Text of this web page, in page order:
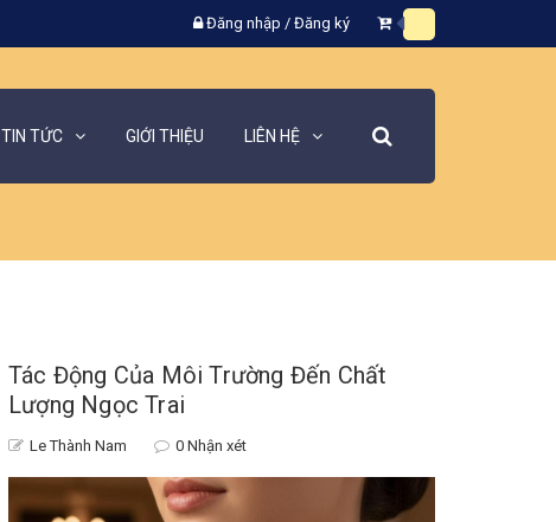
Đăng nhập / Đăng ký
TIN TỨC GIỚI THIỆU LIÊN HỆ
Tác Động Của Môi Trường Đến Chất
Lượng Ngọc Trai
Le Thành Nam 0 Nhận xét